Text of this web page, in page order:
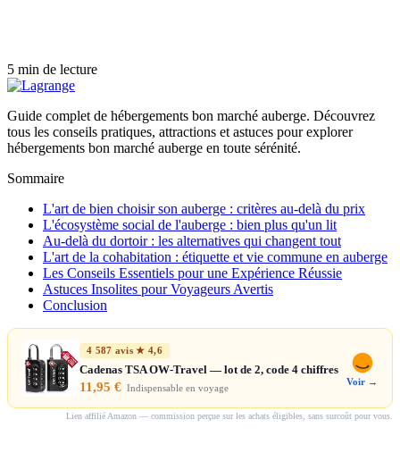
5 min de lecture
Guide complet de hébergements bon marché auberge. Découvrez
tous les conseils pratiques, attractions et astuces pour explorer
hébergements bon marché auberge en toute sérénité.
Sommaire
L'art de bien choisir son auberge : critères au-delà du prix
L'écosystème social de l'auberge : bien plus qu'un lit
Au-delà du dortoir : les alternatives qui changent tout
L'art de la cohabitation : étiquette et vie commune en auberge
Les Conseils Essentiels pour une Expérience Réussie
Astuces Insolites pour Voyageurs Avertis
Conclusion
4 587 avis ★ 4,6
Cadenas TSA OW-Travel — lot de 2, code 4 chiffres
11,95 € Indispensable en voyage
Voir →
Lien affilié Amazon — commission perçue sur les achats éligibles, sans surcoût pour vous.